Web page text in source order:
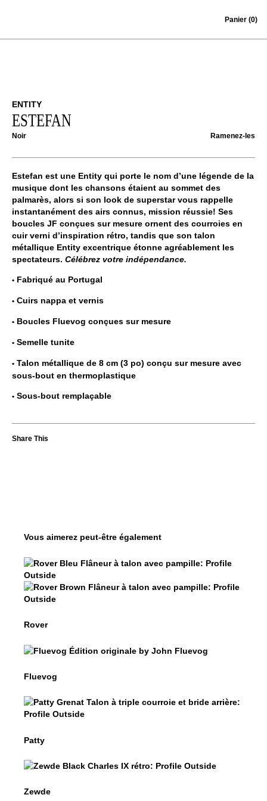
Panier (0)
ENTITY
ESTEFAN
Noir Ramenez-les
Estefan est une Entity qui porte le nom d’une légende de la
musique dont les chansons étaient au sommet des
palmarès, alors si son look de superstar vous rappelle
instantanément des airs connus, mission réussie! Ses
boucles JF conçues sur mesure ornent des courroies en
cuir verni d’inspiration rétro, tandis que son talon
métallique Entity excentrique étonne agréablement les
spectateurs. Célébrez votre indépendance.
Fabriqué au Portugal
Cuirs nappa et vernis
Boucles Fluevog conçues sur mesure
Semelle tunite
Talon métallique de 8 cm (3 po) conçu sur mesure avec
sous-bout en thermoplastique
Sous-bout remplaçable
Vous aimerez peut-être également
Rover
Rover
Fluevog
Patty
Zewde